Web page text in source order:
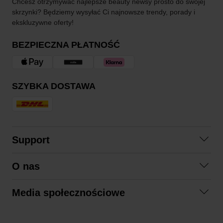
skrzynki? Będziemy wysyłać Ci najnowsze trendy, porady i
ekskluzywne oferty!
BEZPIECZNA PŁATNOŚĆ
SZYBKA DOSTAWA
Support
Regulamin zakupów
O nas
Zrównoważony rozwój
Media społecznościowe